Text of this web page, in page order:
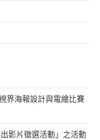
界海報設計與電繪比賽
影片徵選活動」之活動